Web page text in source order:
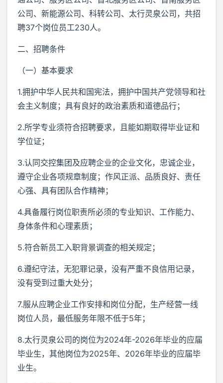
公司、新能源公司、科转公司、太行灵泉公司，共招
聘37个岗位员工230人。
二、招聘条件
（一）基本要求
1.拥护中华人民共和国宪法，拥护中国共产党领导和社
会主义制度；具有良好的政治素质和道德品行；
2.所学专业须符合招聘要求，且能如期取得毕业证和
学位证；
3.认同交控集团及应聘企业的企业文化，忠诚企业，
遵守企业各项规章制度；作风正派、品质良好、责任
心强、具有团队合作精神；
4.具备履行岗位职责所必须的专业知识、工作能力、
身体条件和心理素质；
5.符合新员工入职背景调查的相关规定；
6.遵纪守法，无犯罪记录，没有严重不良信用记录，
没有受到过重大处分；
7.服从应聘企业工作安排和岗位分配，生产经营一线
岗位人员，最低服务年限不低于5年；
8.太行灵泉公司的岗位为2024年-2026年毕业的应届
毕业生，其他岗位为2025年、2026年毕业的应届毕
业生。